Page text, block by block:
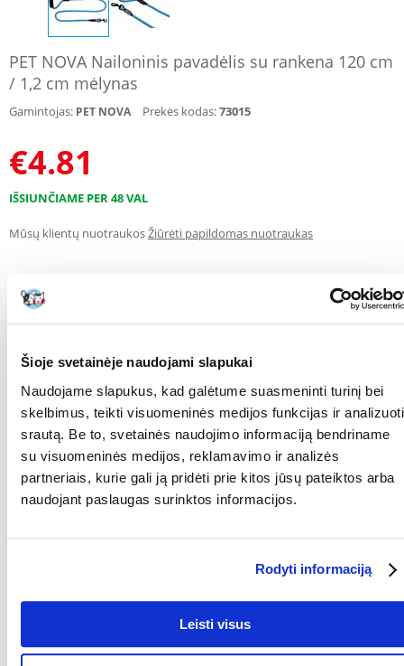
Šioje svetainėje naudojami slapukai
Naudojame slapukus, kad galėtume suasmeninti turinį bei
skelbimus, teikti visuomeninės medijos funkcijas ir analizuoti
srautą. Be to, svetainės naudojimo informaciją bendriname
su visuomeninės medijos, reklamavimo ir analizės
partneriais, kurie gali ją pridėti prie kitos jūsų pateiktos arba
naudojant paslaugas surinktos informacijos.
Rodyti informaciją
Leisti visus
PET NOVA Nailoninis pavadėlis su rankena 120 cm
/ 1,2 cm mėlynas
Gamintojas: PET NOVA Prekės kodas:73015
€4.81
IŠSIUNČIAME PER 48 VAL
Mūsų klientų nuotraukosŽiūrėti papildomas nuotraukas
APRAŠYMAS
Nailoninis pavadėlis. virvė 1,2 cm x 120 cm neopreninė rankena,
mėlyna
pavadėlio storis 1,2 cm -XL dydis- šuns veislės dydis : labai didelis virš
20 kg
PET NOVA virviniai pavadėliai yra ne tik patvarūs, bet ir kokybiški. Kad
būtų patogiau, pavadėlis turi neopreninę rankeną. Rankena pašalina
vibraciją, o tai ypač svarbu mokantis vaikščioti su pavadėliu ir įveikiant
PET NOVA